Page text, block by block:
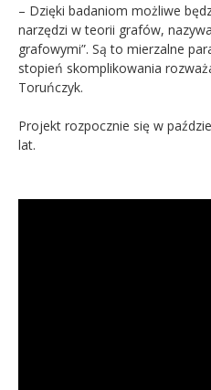
– Dzięki badaniom możliwe
narzędzi w teorii grafów,
grafowymi”. Są to mierzalne
stopień skomplikowania
Toruńczyk.
Projekt rozpocznie się w
lat.